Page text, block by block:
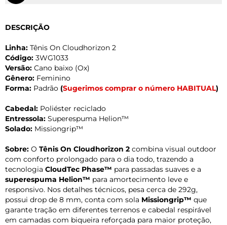
DESCRIÇÃO
Linha: Tênis On Cloudhorizon 2
Código: 3WG1033
Versão: Cano baixo (Ox)
Gênero: Feminino
Forma: Padrão (Sugerimos comprar o número HABITUAL)
Cabedal: Poliéster reciclado
Entressola: Superespuma Helion™
Solado: Missiongrip™
Sobre: O Tênis On Cloudhorizon 2 combina visual outdoor
com conforto prolongado para o dia todo, trazendo a
tecnologia CloudTec Phase™ para passadas suaves e a
superespuma Helion™ para amortecimento leve e
responsivo. Nos detalhes técnicos, pesa cerca de 292g,
possui drop de 8 mm, conta com sola Missiongrip™ que
garante tração em diferentes terrenos e cabedal respirável
em camadas com biqueira reforçada para maior proteção,